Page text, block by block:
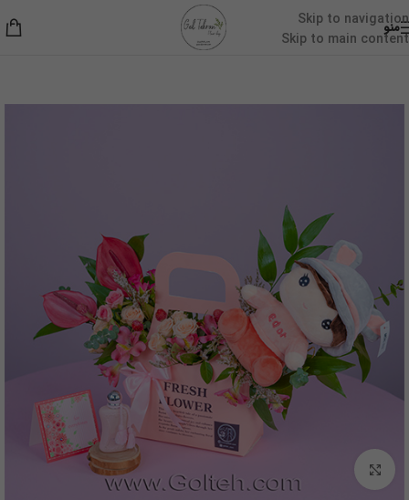
Skip to navigation
Skip to main content
منو
خانه/ گل و عروسک
برای بزرگنمایی کلیک کنید